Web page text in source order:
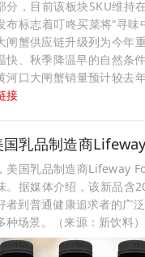
分，目前该板块SKU维持
布标志着叮咚买菜将“寻
闸蟹供应链升级列为今年
快、秋季降温早的自然条
河口大闸蟹销量预计较去
接
国乳品制造商
美国乳品制造商Lifeway
。据媒体介绍，该新品含
者到普通健康追求者的广
种场景。（来源：新饮料）